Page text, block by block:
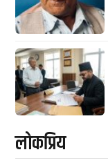
लाेकप्रिय